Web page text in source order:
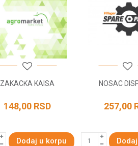
ZAKACKA KAISA
148,00 RSD
Dodaj u korpu
NOSAC
257,00